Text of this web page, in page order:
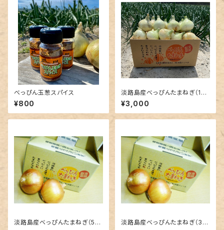
べっぴん玉葱スパイス
¥800
淡路島産べっぴんたまねぎ（10
キロ）
¥3,000
淡路島産べっぴんたまねぎ（5キ
淡路島産べっぴんたまねぎ（3キ